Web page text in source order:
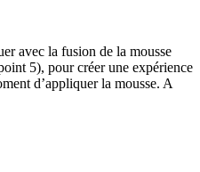
avec la fusion de la mousse
5), pour créer une expérience
d’appliquer la mousse. A